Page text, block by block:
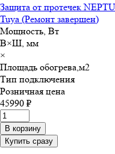
Защита от протечек
Tuya (Ремонт завершен)
Мощность, Вт
В×Ш, мм
×
Площадь обогрева,м2
Тип подключения
Розничная цена
45990 ₽
В корзину
Купить сразу